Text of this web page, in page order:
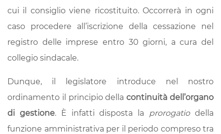
cui il consiglio viene ricostituito. Occorrerà in ogni
caso procedere all’iscrizione della cessazione nel
registro delle imprese entro 30 giorni, a cura del
collegio sindacale.
Dunque, il legislatore introduce nel nostro
ordinamento il principio dellacontinuità dell’organo
di gestione. È infatti disposta la prorogatiodella
funzione amministrativa per il periodo compreso tra